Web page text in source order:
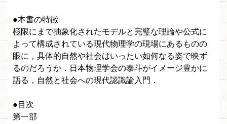
●本書の特徴
極限にまで抽象化されたモデルと完璧な理論や公式に
よって構成されている現代物理学の現場にあるものの
眼に，具体的自然や社会はいったい如何なる姿で映ず
るのだろうか．日本物理学会の泰斗がイメージ豊かに
語る，自然と社会への現代認識論入門．
●目次
第一部